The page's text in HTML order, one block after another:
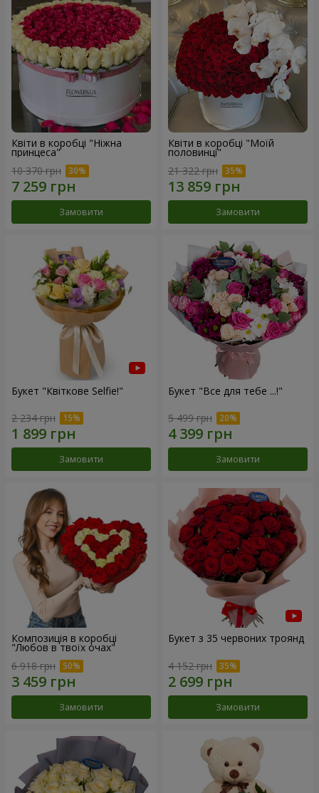
Квіти в коробці "Ніжна
принцеса"
10 370 грн
Замовити
Квіти в коробці "Моїй
половинці"
21 322 грн
Замовити
Букет "Квіткове Selfie!"
2 234 грн
Замовити
Букет "Все для тебе ...!"
5 499 грн
Замовити
Композиція в коробці
"Любов в твоїх очах"
6 918 грн
Замовити
Букет з 35 червоних троянд
4 152 грн
Замовити